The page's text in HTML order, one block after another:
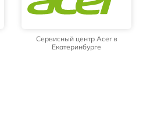
Сервисный центр Acer в
Екатеринбурге